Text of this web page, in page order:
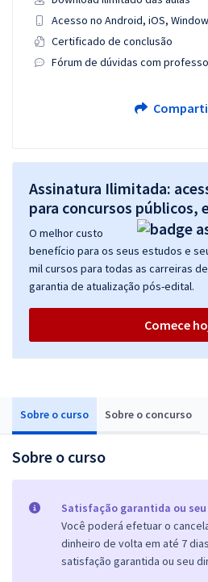
Sobre o curso Sobre o concurso
Sobre o curso
Satisfação garantida ou
Você poderá efetuar o
dinheiro de volta em até 7
satisfação garantida ou seu
Acesso no Android, iOS,
Certificado de conclusão
Fórum de dúvidas com
Assinatura Ilimitada:
para concursos públicos,
O melhor custo
benefício para os seus estudos e
mil cursos para todas as carreiras
garantia de atualização pós-edital.
Comece